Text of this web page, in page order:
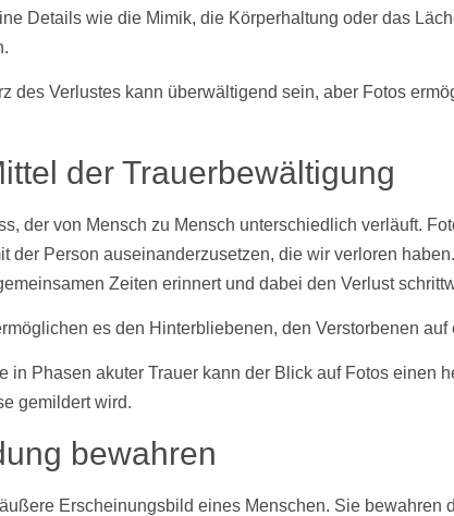
Details wie die Mimik, die Körperhaltung oder das
des Verlustes kann überwältigend sein, aber Fotos
der Trauerbewältigung
der von Mensch zu Mensch unterschiedlich verläuft.
der Person auseinanderzusetzen, die wir verloren
Zeiten erinnert und dabei den Verlust
es den Hinterbliebenen, den Verstorbenen
in Phasen akuter Trauer kann der Blick auf Fotos einen
gemildert wird.
bewahren
Erscheinungsbild eines Menschen. Sie